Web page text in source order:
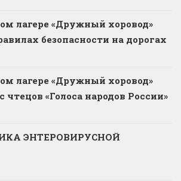
лагере «Дружный хоровод»
безопасности на дорогах
лагере «Дружный хоровод»
«Голоса народов России»
ЭНТЕРОВИРУСНОЙ